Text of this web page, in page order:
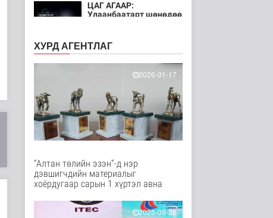
ЦАГ АГААР:
Улаанбаатарт шөнөдөө
11 цаг 40 минутын өмнө
аюулгүй орчинд
Нийгэм
11 цаг 29 минутын өмнө
“COP Time”-ийн
өргөтгөсөн хуралдаан
Байгаль орчин
13 цаг 36 минутын өмнө
метр урт гүүр барьж
байна
ХУРД АГЕНТЛАГ
2026-01-17
“Алтан төлийн эзэн”-д нэр
дэвшигчдийн материалыг
хоёрдугаар сарын 1 хүртэл авна
2025-09-26